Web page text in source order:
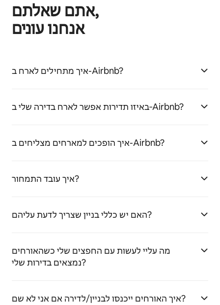
אתם שאלתם,
אנחנו עונים
איך מתחילים לארח ב-Airbnb?
באיזו תדירות אפשר לארח בדירה שלי ב‑Airbnb?
איך הופכים למארחים מצליחים ב-Airbnb?
איך עובד התמחור?
האם יש כללי בניין שצריך לדעת עליהם?
מה עליי לעשות עם החפצים שלי כשהאורחים
נמצאים בדירות שלי?
איך האורחים ייכנסו לבניין/לדירה אם אני לא שם?